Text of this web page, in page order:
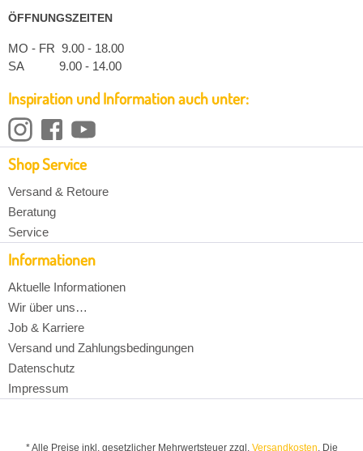
ÖFFNUNGSZEITEN
MO - FR 9.00 - 18.00
SA 9.00 - 14.00
Inspiration und Information auch unter:
Shop Service
Versand & Retoure
Beratung
Service
Informationen
Aktuelle Informationen
Wir über uns…
Job & Karriere
Versand und Zahlungsbedingungen
Datenschutz
Impressum
* Alle Preise inkl. gesetzlicher Mehrwertsteuer zzgl. Versandkosten. Die